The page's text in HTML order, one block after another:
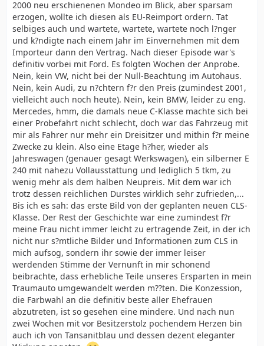
2000 neu erschienenen Mondeo im Blick, aber sparsam
erzogen, wollte ich diesen als EU-Reimport ordern. Tat
selbiges auch und wartete, wartete, wartete noch l?nger
und k?ndigte nach einem Jahr im Einvernehmen mit dem
Importeur dann den Vertrag. Nach dieser Episode war's
definitiv vorbei mit Ford. Es folgten Wochen der Anprobe.
Nein, kein VW, nicht bei der Null-Beachtung im Autohaus.
Nein, kein Audi, zu n?chtern f?r den Preis (zumindest 2001,
vielleicht auch noch heute). Nein, kein BMW, leider zu eng.
Mercedes, hmm, die damals neue C-Klasse machte sich bei
einer Probefahrt nicht schlecht, doch war das Fahrzeug mit
mir als Fahrer nur mehr ein Dreisitzer und mithin f?r meine
Zwecke zu klein. Also eine Etage h?her, wieder als
Jahreswagen (genauer gesagt Werkswagen), ein silberner E
240 mit nahezu Vollausstattung und lediglich 5 tkm, zu
wenig mehr als dem halben Neupreis. Mit dem war ich
trotz dessen reichlichen Durstes wirklich sehr zufrieden,...
Bis ich es sah: das erste Bild von der geplanten neuen CLS-
Klasse. Der Rest der Geschichte war eine zumindest f?r
meine Frau nicht immer leicht zu ertragende Zeit, in der ich
nicht nur s?mtliche Bilder und Informationen zum CLS in
mich aufsog, sondern ihr sowie der immer leiser
werdenden Stimme der Vernunft in mir schonend
beibrachte, dass erhebliche Teile unseres Ersparten in mein
Traumauto umgewandelt werden m??ten. Die Konzession,
die Farbwahl an die definitiv beste aller Ehefrauen
abzutreten, ist so gesehen eine mindere. Und nach nun
zwei Wochen mit vor Besitzerstolz pochendem Herzen bin
auch ich von Tansanitblau und dessen dezent eleganter